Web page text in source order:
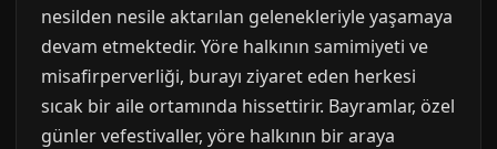
nesilden nesile aktarılan gelenekleriyle yaşamaya
devam etmektedir. Yöre halkının samimiyeti ve
misafirperverliği, burayı ziyaret eden herkesi
sıcak bir aile ortamında hissettirir. Bayramlar, özel
günler vefestivaller, yöre halkının bir araya